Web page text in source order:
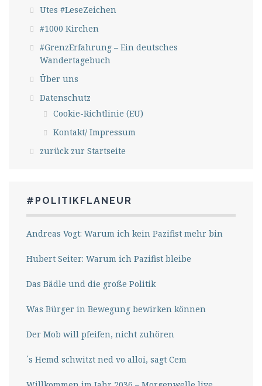
Utes #LeseZeichen
#1000 Kirchen
#GrenzErfahrung – Ein deutsches
Wandertagebuch
Über uns
Datenschutz
Cookie-Richtlinie (EU)
Kontakt/ Impressum
zurück zur Startseite
#POLITIKFLANEUR
Andreas Vogt: Warum ich kein Pazifist mehr bin
Hubert Seiter: Warum ich Pazifist bleibe
Das Bädle und die große Politik
Was Bürger in Bewegung bewirken können
Der Mob will pfeifen, nicht zuhören
´s Hemd schwitzt ned vo alloi, sagt Cem